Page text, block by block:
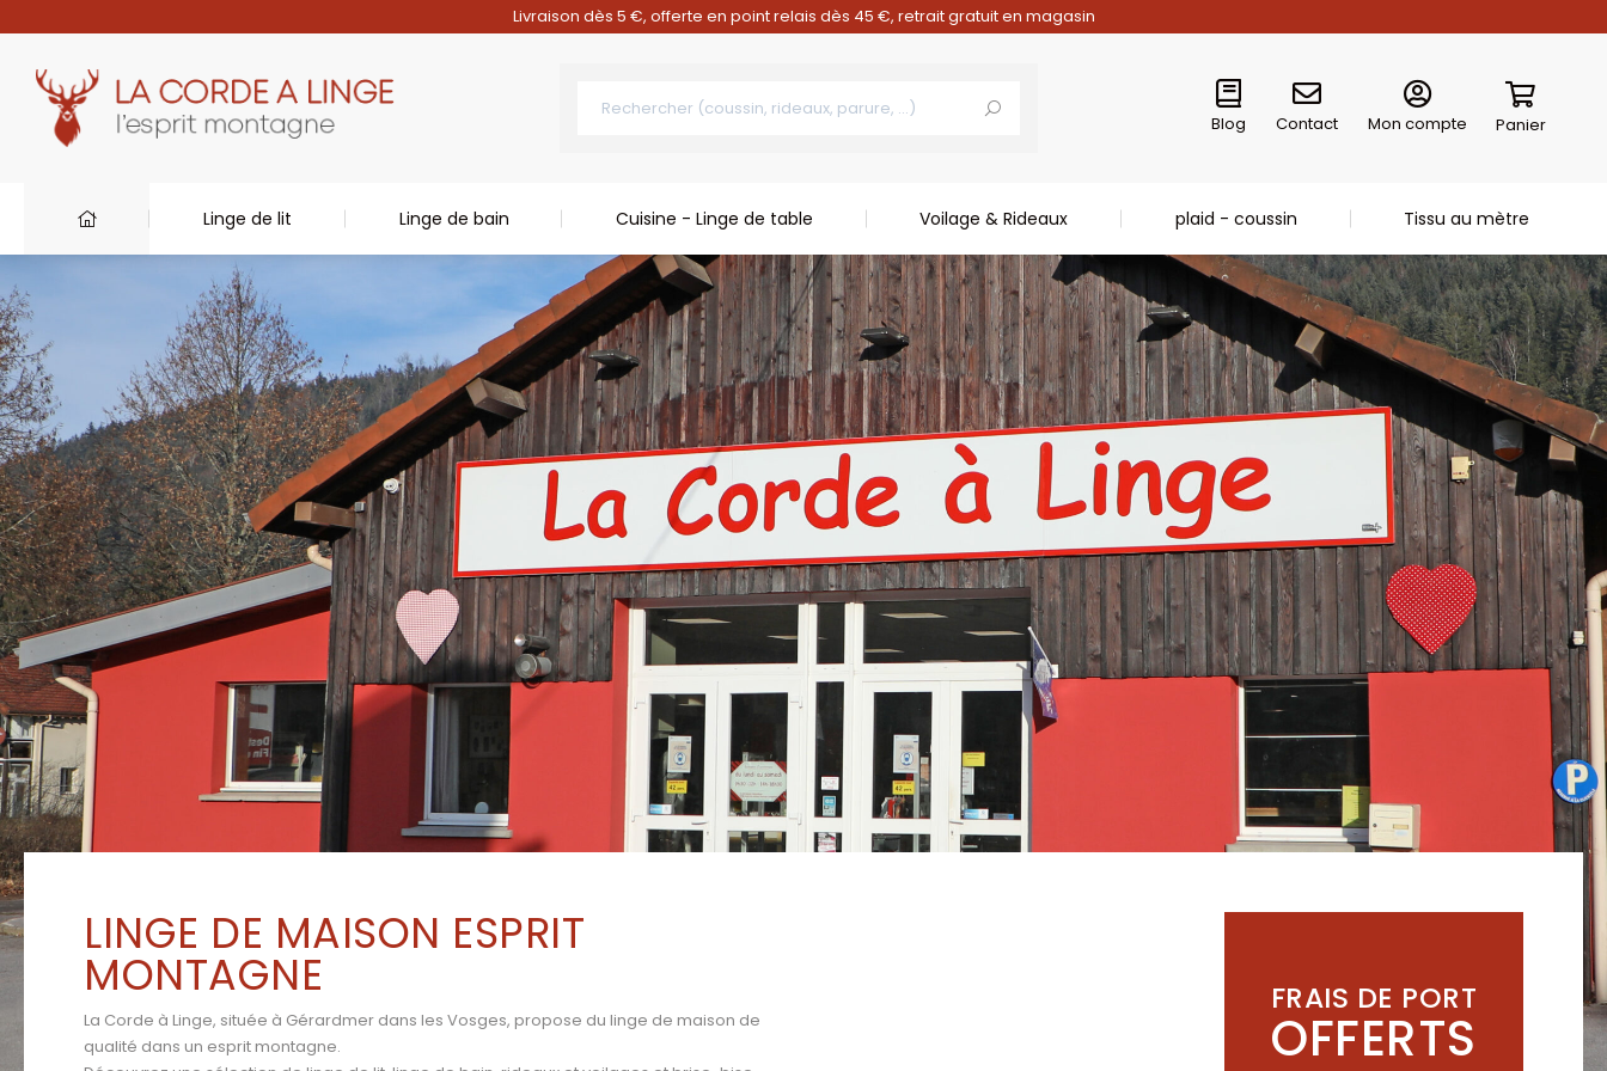
Livraison dès 5 €, offerte en point relais dès 45 €, retrait gratuit en magasin
Blog Contact Mon compte Panier
Linge de lit Linge de bain Cuisine - Linge de table Voilage & Rideaux plaid - coussin Tissu au mètre
LINGE DE MAISON ESPRIT
MONTAGNE
La Corde à Linge, située à Gérardmer dans les Vosges, propose du linge de maison de
qualité dans un esprit montagne.
FRAIS DE PORT
OFFERTS